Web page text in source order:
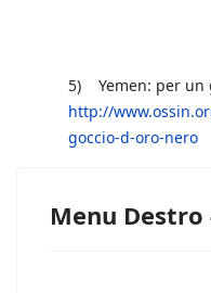
5) Yemen: per un
http://
goccio-d-oro-nero
Menu Destro